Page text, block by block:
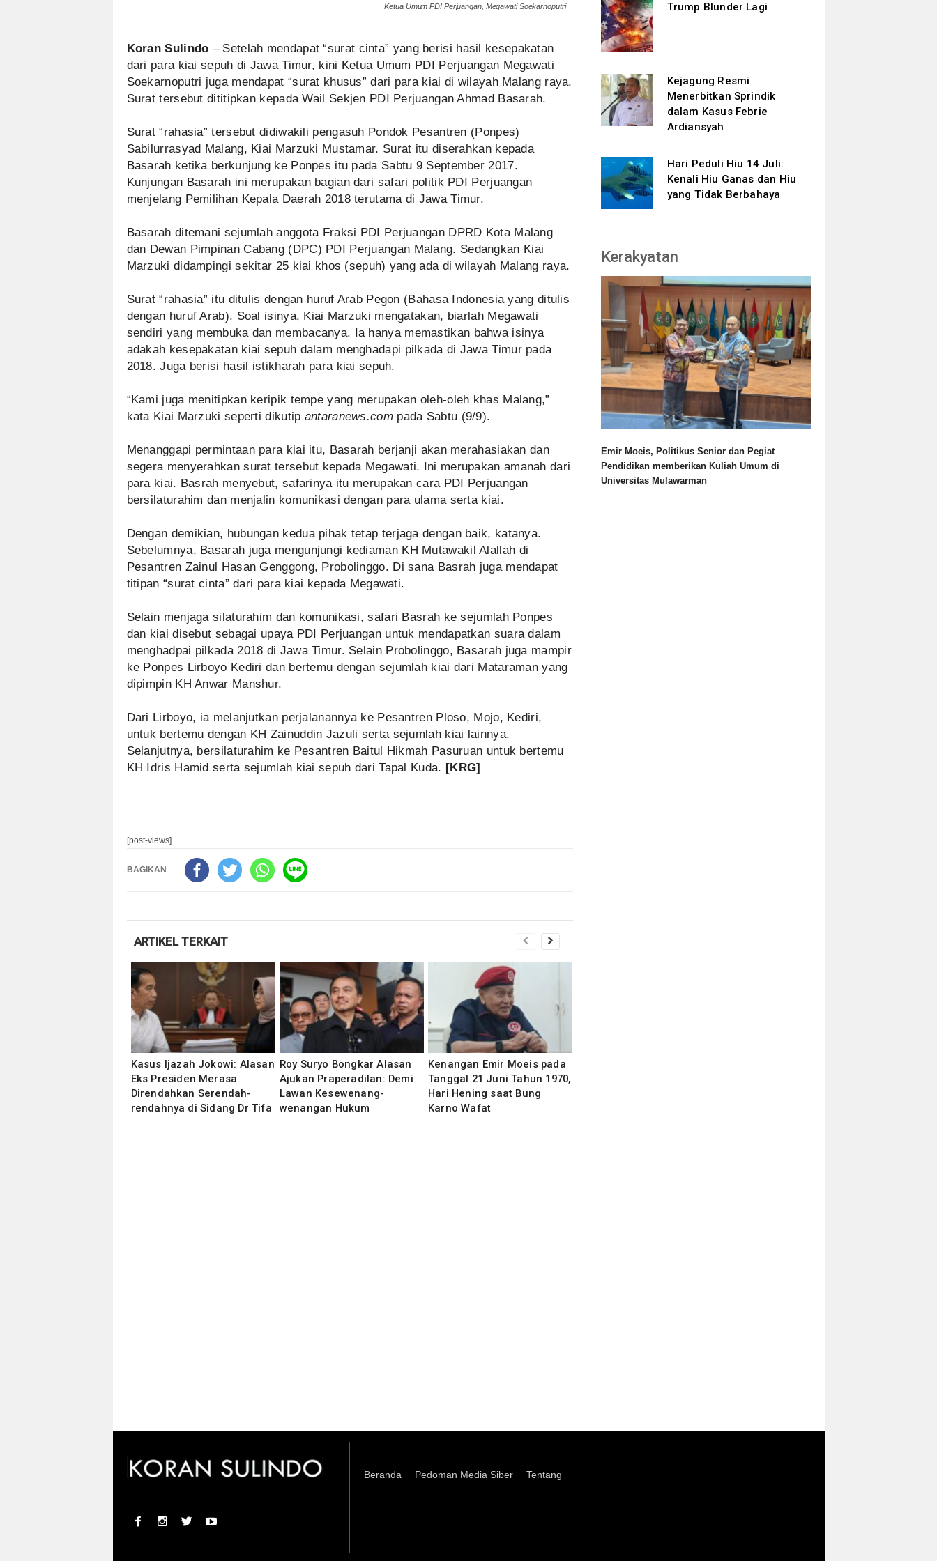
Ketua Umum PDI Perjuangan, Megawati Soekarnoputri
Koran Sulindo – Setelah mendapat “surat cinta” yang berisi hasil kesepakatan
dari para kiai sepuh di Jawa Timur, kini Ketua Umum PDI Perjuangan Megawati
Soekarnoputri juga mendapat “surat khusus” dari para kiai di wilayah Malang raya.
Surat tersebut dititipkan kepada Wail Sekjen PDI Perjuangan Ahmad Basarah.
Surat “rahasia” tersebut didiwakili pengasuh Pondok Pesantren (Ponpes)
Sabilurrasyad Malang, Kiai Marzuki Mustamar. Surat itu diserahkan kepada
Basarah ketika berkunjung ke Ponpes itu pada Sabtu 9 September 2017.
Kunjungan Basarah ini merupakan bagian dari safari politik PDI Perjuangan
menjelang Pemilihan Kepala Daerah 2018 terutama di Jawa Timur.
Basarah ditemani sejumlah anggota Fraksi PDI Perjuangan DPRD Kota Malang
dan Dewan Pimpinan Cabang (DPC) PDI Perjuangan Malang. Sedangkan Kiai
Marzuki didampingi sekitar 25 kiai khos (sepuh) yang ada di wilayah Malang raya.
Surat “rahasia” itu ditulis dengan huruf Arab Pegon (Bahasa Indonesia yang ditulis
dengan huruf Arab). Soal isinya, Kiai Marzuki mengatakan, biarlah Megawati
sendiri yang membuka dan membacanya. Ia hanya memastikan bahwa isinya
adakah kesepakatan kiai sepuh dalam menghadapi pilkada di Jawa Timur pada
2018. Juga berisi hasil istikharah para kiai sepuh.
“Kami juga menitipkan keripik tempe yang merupakan oleh-oleh khas Malang,”
kata Kiai Marzuki seperti dikutip antaranews.compada Sabtu (9/9).
Menanggapi permintaan para kiai itu, Basarah berjanji akan merahasiakan dan
segera menyerahkan surat tersebut kepada Megawati. Ini merupakan amanah dari
para kiai. Basrah menyebut, safarinya itu merupakan cara PDI Perjuangan
bersilaturahim dan menjalin komunikasi dengan para ulama serta kiai.
Dengan demikian, hubungan kedua pihak tetap terjaga dengan baik, katanya.
Sebelumnya, Basarah juga mengunjungi kediaman KH Mutawakil Alallah di
Pesantren Zainul Hasan Genggong, Probolinggo. Di sana Basrah juga mendapat
titipan “surat cinta” dari para kiai kepada Megawati.
Selain menjaga silaturahim dan komunikasi, safari Basrah ke sejumlah Ponpes
dan kiai disebut sebagai upaya PDI Perjuangan untuk mendapatkan suara dalam
menghadpai pilkada 2018 di Jawa Timur. Selain Probolinggo, Basarah juga mampir
ke Ponpes Lirboyo Kediri dan bertemu dengan sejumlah kiai dari Mataraman yang
dipimpin KH Anwar Manshur.
Dari Lirboyo, ia melanjutkan perjalanannya ke Pesantren Ploso, Mojo, Kediri,
untuk bertemu dengan KH Zainuddin Jazuli serta sejumlah kiai lainnya.
Selanjutnya, bersilaturahim ke Pesantren Baitul Hikmah Pasuruan untuk bertemu
KH Idris Hamid serta sejumlah kiai sepuh dari Tapal Kuda. [KRG]
[post-views]
BAGIKAN
ARTIKEL TERKAIT
Kasus Ijazah Jokowi: Alasan
Eks Presiden Merasa
Direndahkan Serendah-
rendahnya di Sidang Dr Tifa
Roy Suryo Bongkar Alasan
Ajukan Praperadilan: Demi
Lawan Kesewenang-
wenangan Hukum
Kenangan Emir Moeis pada
Tanggal 21 Juni Tahun 1970,
Hari Hening saat Bung
Karno Wafat
Trump Blunder Lagi
Kejagung Resmi
Menerbitkan Sprindik
dalam Kasus Febrie
Ardiansyah
Hari Peduli Hiu 14 Juli:
Kenali Hiu Ganas dan Hiu
yang Tidak Berbahaya
Kerakyatan
Emir Moeis, Politikus Senior dan Pegiat
Pendidikan memberikan Kuliah Umum di
Universitas Mulawarman
Beranda Pedoman Media Siber Tentang